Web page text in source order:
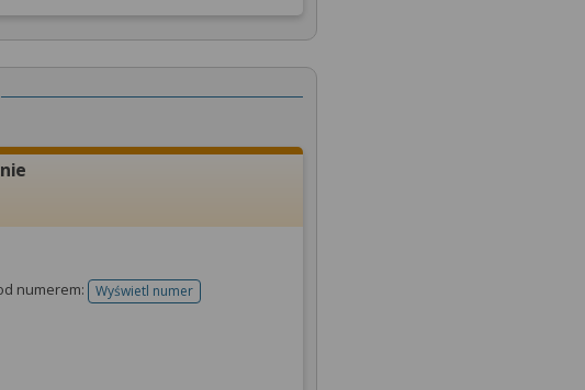
numerem: Wyświetl numertelefonu do rejestracji